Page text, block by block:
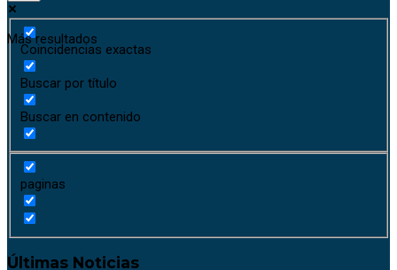
Más resultados
Coincidencias exactas
Buscar por título
Buscar en contenido
paginas
Últimas Noticias